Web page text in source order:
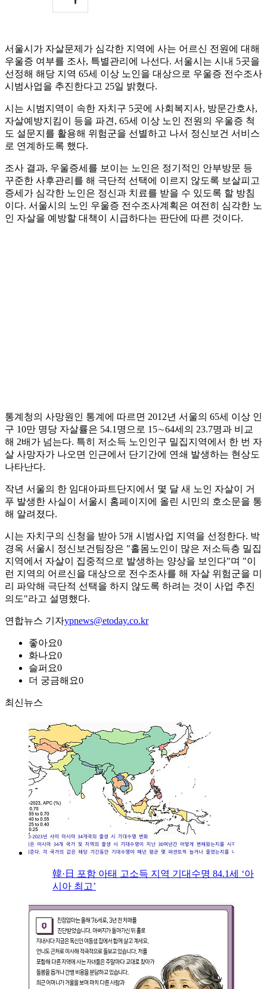
서울시가 자살문제가 심각한 지역에 사는 어르신 전원에 대해
우울증 여부를 조사, 특별관리에 나선다. 서울시는 시내 5곳을
선정해 해당 지역 65세 이상 노인을 대상으로 우울증 전수조사
시범사업을 추진한다고 25일 밝혔다.
시는 시범지역이 속한 자치구 5곳에 사회복지사, 방문간호사,
자살예방지킴이 등을 파견, 65세 이상 노인 전원의 우울증 척
도 설문지를 활용해 위험군을 선별하고 나서 정신보건 서비스
로 연계하도록 했다.
조사 결과, 우울증세를 보이는 노인은 정기적인 안부방문 등
꾸준한 사후관리를 해 극단적 선택에 이르지 않도록 보살피고
증세가 심각한 노인은 정신과 치료를 받을 수 있도록 할 방침
이다. 서울시의 노인 우울증 전수조사계획은 여전히 심각한 노
인 자살을 예방할 대책이 시급하다는 판단에 따른 것이다.
통계청의 사망원인 통계에 따르면 2012년 서울의 65세 이상 인
구 10만 명당 자살률은 54.1명으로 15∼64세의 23.7명과 비교
해 2배가 넘는다. 특히 저소득 노인인구 밀집지역에서 한 번 자
살 사망자가 나오면 인근에서 단기간에 연쇄 발생하는 현상도
나타난다.
작년 서울의 한 임대아파트단지에서 몇 달 새 노인 자살이 거
푸 발생한 사실이 서울시 홈페이지에 올린 시민의 호소문을 통
해 알려졌다.
시는 자치구의 신청을 받아 5개 시범사업 지역을 선정한다. 박
경옥 서울시 정신보건팀장은 "홀몸노인이 많은 저소득층 밀집
지역에서 자살이 집중적으로 발생하는 양상을 보인다"며 "이
런 지역의 어르신을 대상으로 전수조사를 해 자살 위험군을 미
리 파악해 극단적 선택을 하지 않도록 하려는 것이 사업 추진
의도"라고 설명했다.
연합뉴스 기자ypnews@etoday.co.kr
좋아요0
화나요0
슬퍼요0
더 궁금해요0
최신뉴스
韓·日 포함 아태 고소득 지역 기대수명 84.1세 ‘아
시아 최고’